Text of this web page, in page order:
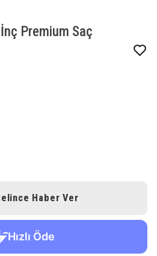
Premium Saç
Haber Ver